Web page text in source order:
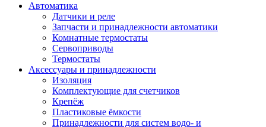
Автоматика
Датчики и реле
Запчасти и принадлежности автоматики
Комнатные термостаты
Сервоприводы
Термостаты
Аксессуары и принадлежности
Изоляция
Комплектующие для счетчиков
Крепёж
Пластиковые ёмкости
Принадлежности для систем водо- и